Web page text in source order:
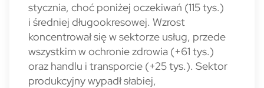
stycznia, choć poniżej oczekiwań (115 tys.)
i średniej długookresowej. Wzrost
koncentrował się w sektorze usług, przede
wszystkim w ochronie zdrowia (+61 tys.)
oraz handlu i transporcie (+25 tys.). Sektor
produkcyjny wypadł słabiej,